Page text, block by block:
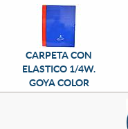
CARPETA CON
ELASTICO 1/4W.
GOYA COLOR